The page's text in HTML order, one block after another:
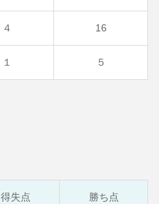
４ 16
１ ５
得失点 勝ち点